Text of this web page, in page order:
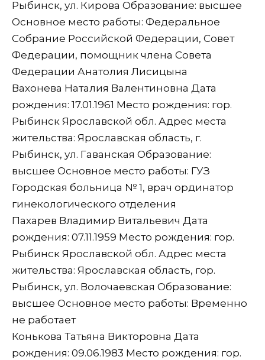
Рыбинск, ул. Кирова Образование: высшее
Основное место работы: Федеральное
Собрание Российской Федерации, Совет
Федерации, помощник члена Совета
Федерации Анатолия Лисицына
Вахонева Наталия Валентиновна Дата
рождения: 17.01.1961 Место рождения: гор.
Рыбинск Ярославской обл. Адрес места
жительства: Ярославская область, г.
Рыбинск, ул. Гаванская Образование:
высшее Основное место работы: ГУЗ
Городская больница № 1, врач ординатор
гинекологического отделения
Пахарев Владимир Витальевич Дата
рождения: 07.11.1959 Место рождения: гор.
Рыбинск Ярославской обл. Адрес места
жительства: Ярославская область, гор.
Рыбинск, ул. Волочаевская Образование:
высшее Основное место работы: Временно
не работает
Конькова Татьяна Викторовна Дата
рождения: 09.06.1983 Место рождения: гор.